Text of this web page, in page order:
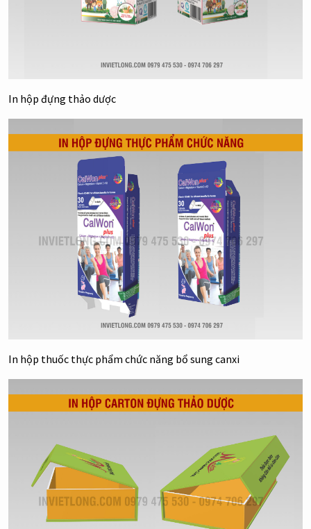
In hộp đựng thảo dược
In hộp thuốc thực phẩm chức năng bổ sung canxi